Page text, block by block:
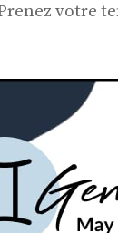
votre